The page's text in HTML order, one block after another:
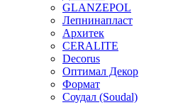
GLANZEPOL
Лепнинапласт
Архитек
CERALITE
Decorus
Оптимал Декор
Формат
Соудал (Soudal)